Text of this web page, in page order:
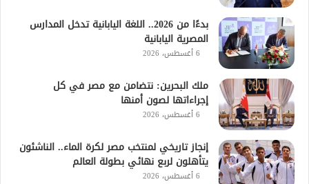
بدءًا من 2026.. اللغة اليابانية تدخل المدارس
المصرية اليابانية
6 أغسطس، 2026
ملك البحرين: نتضامن مع مصر في كل
إجراءاتها لصون أمنها
6 أغسطس، 2026
إنجاز تاريخي لمنتخب مصر لكرة الماء.. الناشئون
يتأهلون لربع نهائي بطولة العالم
6 أغسطس، 2026